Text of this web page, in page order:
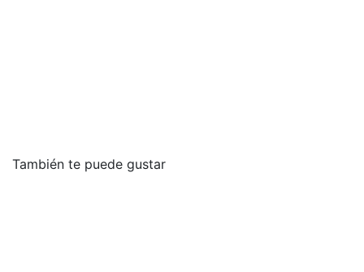
También te puede gustar